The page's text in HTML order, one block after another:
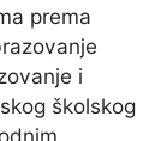
prema
i
školskog